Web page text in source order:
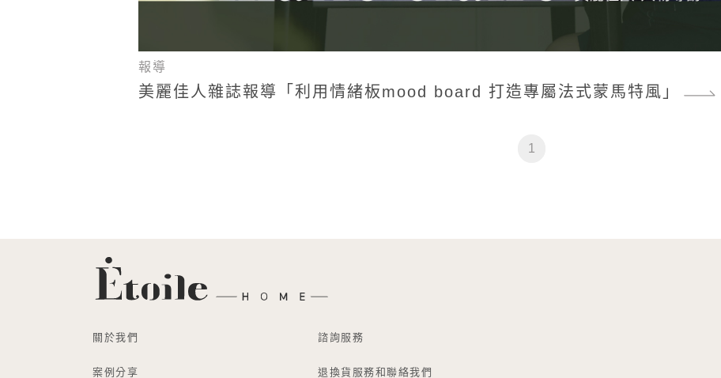
報導
美麗佳人雜誌報導「利用情緒板mood board 打造專屬法式蒙馬特風」
1
關於我們
案例分享
諮詢服務
退換貨服務和聯絡我們